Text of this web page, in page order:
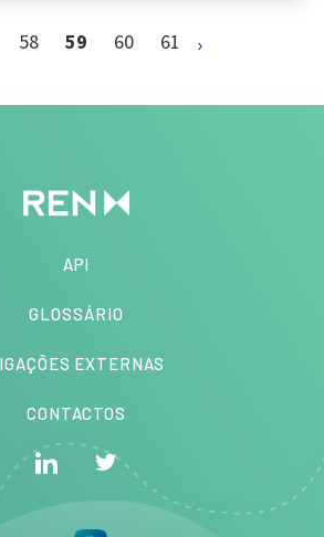
58 59 60 61
API
GLOSSÁRIO
EXTERNAS
CONTACTOS